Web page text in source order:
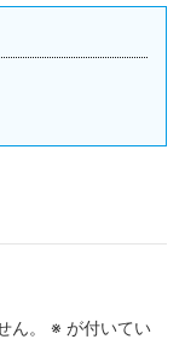
。 ※ が付いてい